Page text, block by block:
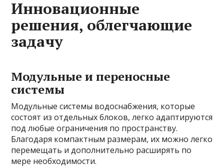
Инновационные
решения, облегчающие
задачу
Модульные и переносные
системы
Модульные системы водоснабжения, которые
состоят из отдельных блоков, легко адаптируются
под любые ограничения по пространству.
Благодаря компактным размерам, их можно легко
перемещать и дополнительно расширять по
мере необходимости.